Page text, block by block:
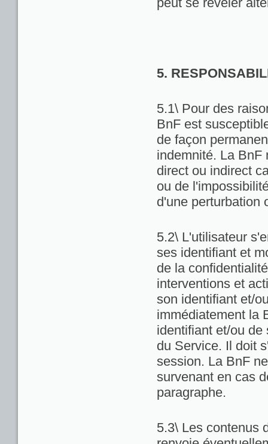
5.
5.1\ Pour des
BnF est
de façon
indemnité. La BnF
direct ou indirect
ou de
d'une perturbation
5.2\ L'utilisateur
ses identifiant et
de la
interventions et
son identifiant et/
immédiatement la
identifiant et/ou
du Service. Il doit
session. La BnF
survenant en cas
paragraphe.
5.3\ Les contenus